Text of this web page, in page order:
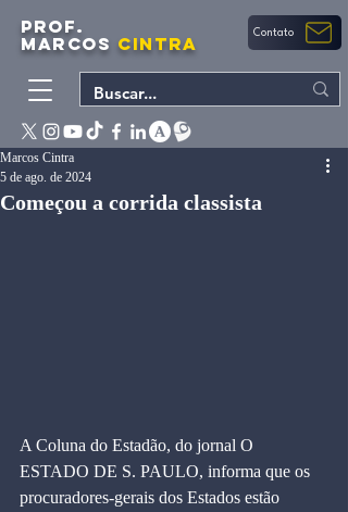
PROF.
MARCOS CINTRA Contato
Começou a corrida classista
Marcos Cintra
5 de ago. de 2024
A Coluna do Estadão, do jornal O
ESTADO DE S. PAULO, informa que os
procuradores-gerais dos Estados estão